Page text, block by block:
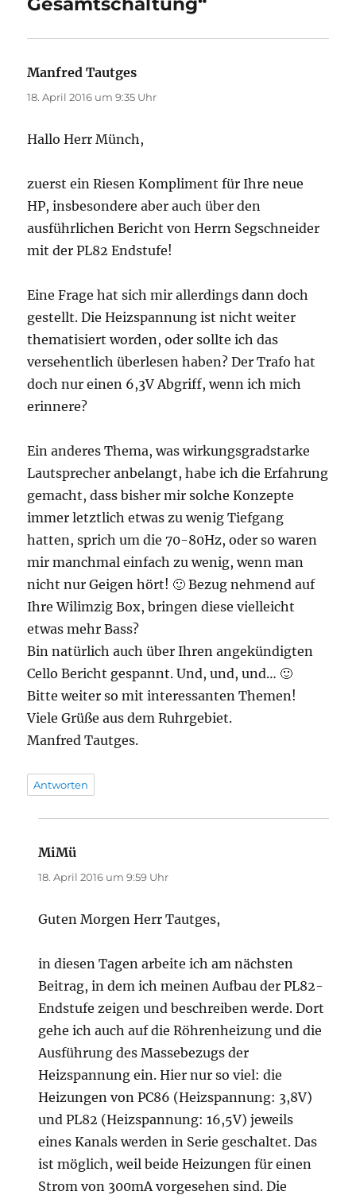
Manfred Tautges
18. April 2016 um 9:35 Uhr
Hallo Herr Münch,
zuerst ein Riesen Kompliment für Ihre neue
HP, insbesondere aber auch über den
ausführlichen Bericht von Herrn Segschneider
mit der PL82 Endstufe!
Eine Frage hat sich mir allerdings dann doch
gestellt. Die Heizspannung ist nicht weiter
thematisiert worden, oder sollte ich das
versehentlich überlesen haben? Der Trafo hat
doch nur einen 6,3V Abgriff, wenn ich mich
erinnere?
Ein anderes Thema, was wirkungsgradstarke
Lautsprecher anbelangt, habe ich die Erfahrung
gemacht, dass bisher mir solche Konzepte
immer letztlich etwas zu wenig Tiefgang
hatten, sprich um die 70-80Hz, oder so waren
mir manchmal einfach zu wenig, wenn man
nicht nur Geigen hört! 🙂 Bezug nehmend auf
Ihre Wilimzig Box, bringen diese vielleicht
etwas mehr Bass?
Bin natürlich auch über Ihren angekündigten
Cello Bericht gespannt. Und, und, und… 🙂
Bitte weiter so mit interessanten Themen!
Viele Grüße aus dem Ruhrgebiet.
Manfred Tautges.
Antworten
MiMü
18. April 2016 um 9:59 Uhr
Guten Morgen Herr Tautges,
in diesen Tagen arbeite ich am nächsten
Beitrag, in dem ich meinen Aufbau der PL82-
Endstufe zeigen und beschreiben werde. Dort
gehe ich auch auf die Röhrenheizung und die
Ausführung des Massebezugs der
Heizspannung ein. Hier nur so viel: die
Heizungen von PC86 (Heizspannung: 3,8V)
und PL82 (Heizspannung: 16,5V) jeweils
eines Kanals werden in Serie geschaltet. Das
ist möglich, weil beide Heizungen für einen
Strom von 300mA vorgesehen sind. Die